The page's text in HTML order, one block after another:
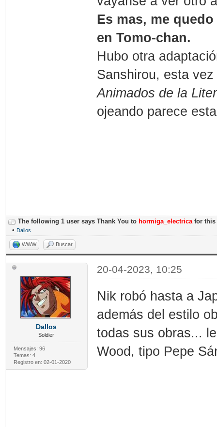
Es mas, me
en Tomo-chan.
Hubo otra
Sanshirou, esta
Animados de la
ojeando parece
The following 1 user says Thank You to hormiga_electrica for this
• Dallos
WWW Buscar
Dallos
Soldier
Mensajes: 96
Temas: 4
Registro en: 02-01-2020
20-04-2023, 10:25
Nik robó hasta a
además del estilo
todas sus obras...
Wood, tipo Pepe